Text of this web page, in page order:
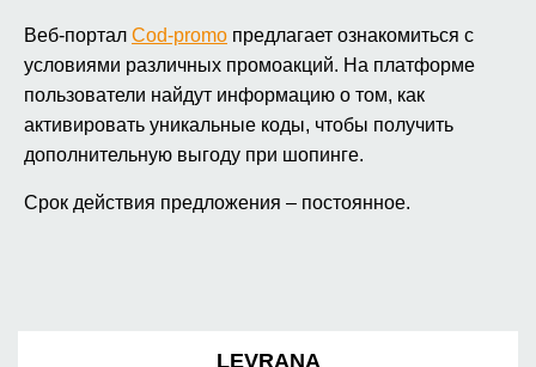
Веб-портал Cod-promo предлагает ознакомиться с
условиями различных промоакций. На платформе
пользователи найдут информацию о том, как
активировать уникальные коды, чтобы получить
дополнительную выгоду при шопинге.
Срок действия предложения – постоянное.
LEVRANA